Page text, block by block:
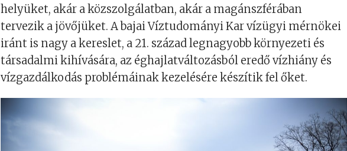
helyüket, akár a közszolgálatban, akár a magánszférában
tervezik a jövőjüket. A bajai Víztudományi Kar vízügyi mérnökei
iránt is nagy a kereslet, a 21. század legnagyobb környezeti és
társadalmi kihívására, az éghajlatváltozásból eredő vízhiány és
vízgazdálkodás problémáinak kezelésére készítik fel őket.